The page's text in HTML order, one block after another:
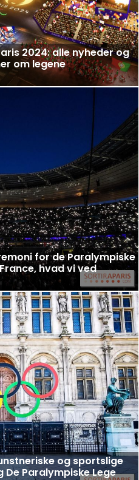
2024: alle nyheder og
om legene
for de Paralympiske
hvad vi ved
og sportslige
Paralympiske Lege